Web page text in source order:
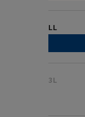
LL
3L